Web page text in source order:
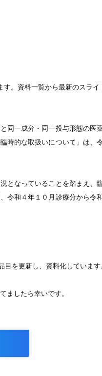
。資料一覧から最新のスライ
同一成分・同一投与形態の医
時的な取扱いについて」は、
となっていることを踏まえ、
令和４年１０月診療分から令
を更新し、資料化しています
ましたら幸いです。